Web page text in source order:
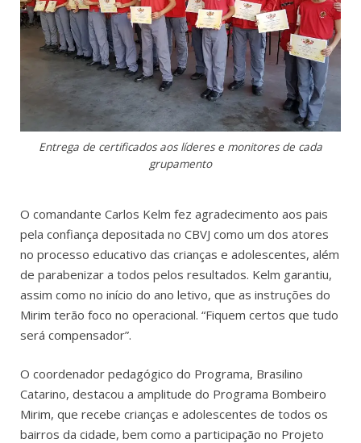
Entrega de certificados aos líderes e monitores de cada
grupamento
O comandante Carlos Kelm fez agradecimento aos pais
pela confiança depositada no CBVJ como um dos atores
no processo educativo das crianças e adolescentes, além
de parabenizar a todos pelos resultados. Kelm garantiu,
assim como no início do ano letivo, que as instruções do
Mirim terão foco no operacional. “Fiquem certos que tudo
será compensador”.
O coordenador pedagógico do Programa, Brasilino
Catarino, destacou a amplitude do Programa Bombeiro
Mirim, que recebe crianças e adolescentes de todos os
bairros da cidade, bem como a participação no Projeto